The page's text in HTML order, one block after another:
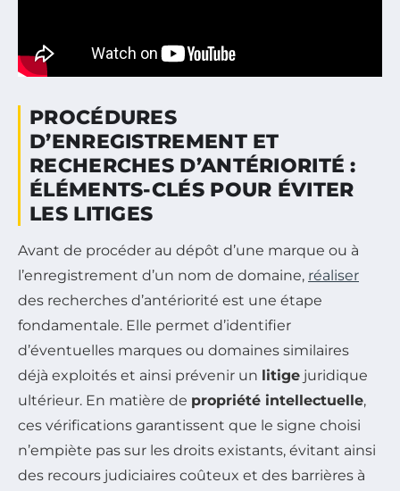
PROCÉDURES
D’ENREGISTREMENT ET
RECHERCHES D’ANTÉRIORITÉ :
ÉLÉMENTS-CLÉS POUR ÉVITER
LES LITIGES
Avant de procéder au dépôt d’une marque ou à
l’enregistrement d’un nom de domaine, réaliser
des recherches d’antériorité est une étape
fondamentale. Elle permet d’identifier
d’éventuelles marques ou domaines similaires
déjà exploités et ainsi prévenir un litige juridique
ultérieur. En matière de propriété intellectuelle,
ces vérifications garantissent que le signe choisi
n’empiète pas sur les droits existants, évitant ainsi
des recours judiciaires coûteux et des barrières à